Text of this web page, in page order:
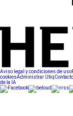
Aviso legal y condiciones de uso
cookiesAdministrar UtiqContacto
de la IA